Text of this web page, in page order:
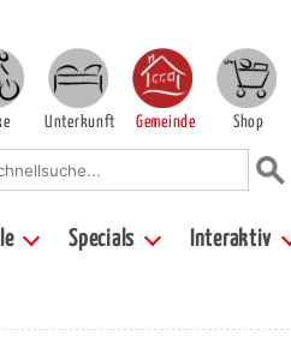
Unterkunft Gemeinde Shop
Specials Interaktiv